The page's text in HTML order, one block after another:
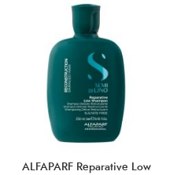
ALFAPARF Reparative Low